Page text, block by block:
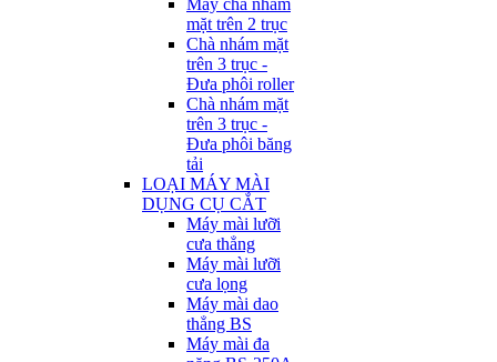
Máy chà nhám
mặt trên 2 trục
Chà nhám mặt
trên 3 trục -
Đưa phôi roller
Chà nhám mặt
trên 3 trục -
Đưa phôi băng
tải
LOẠI MÁY MÀI
DỤNG CỤ CẮT
Máy mài lưỡi
cưa thẳng
Máy mài lưỡi
cưa lọng
Máy mài dao
thẳng BS
Máy mài đa